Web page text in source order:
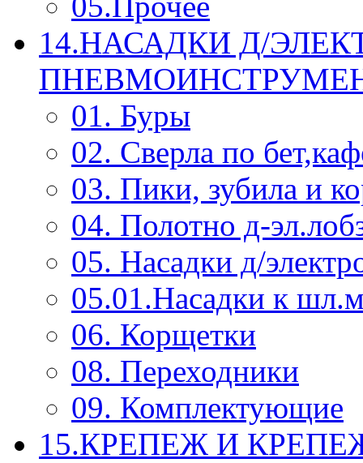
14.НАСАДКИ Д/
01. Буры
02. Сверла по
03. Пики, зубила и
04. Полотно д-
05. Насадки д/
05.01.Насадки к
06. Корщетки
08. Переходники
09. Комплектующие
15.КРЕПЕЖ И